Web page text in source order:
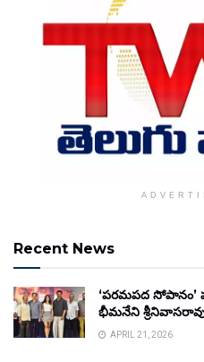
Recent News
‘పరమపద సోపానం’
భీమనేని
APRIL 21, 2026